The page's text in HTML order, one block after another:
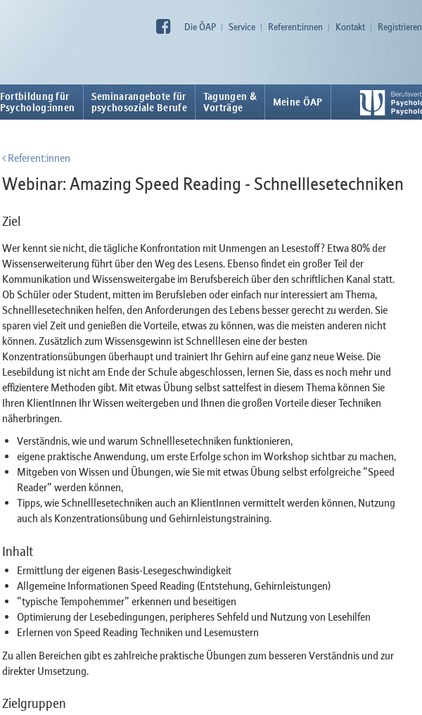
Die ÖAP Service Referent:innen Kontakt Registrieren
Fortbildung für
Psycholog:innen
Seminarangebote für
psychosoziale Berufe
Tagungen &
Vorträge
Meine ÖAP
Referent:innen
Webinar: Amazing Speed Reading - Schnelllesetechniken
Ziel
Wer kennt sie nicht, die tägliche Konfrontation mit Unmengen an Lesestoff? Etwa 80% der
Wissenserweiterung führt über den Weg des Lesens. Ebenso findet ein großer Teil der
Kommunikation und Wissensweitergabe im Berufsbereich über den schriftlichen Kanal statt.
Ob Schüler oder Student, mitten im Berufsleben oder einfach nur interessiert am Thema,
Schnelllesetechniken helfen, den Anforderungen des Lebens besser gerecht zu werden. Sie
sparen viel Zeit und genießen die Vorteile, etwas zu können, was die meisten anderen nicht
können. Zusätzlich zum Wissensgewinn ist Schnelllesen eine der besten
Konzentrationsübungen überhaupt und trainiert Ihr Gehirn auf eine ganz neue Weise. Die
Lesebildung ist nicht am Ende der Schule abgeschlossen, lernen Sie, dass es noch mehr und
effizientere Methoden gibt. Mit etwas Übung selbst sattelfest in diesem Thema können Sie
Ihren KlientInnen Ihr Wissen weitergeben und Ihnen die großen Vorteile dieser Techniken
näherbringen.
Verständnis, wie und warum Schnelllesetechniken funktionieren,
eigene praktische Anwendung, um erste Erfolge schon im Workshop sichtbar zu machen,
Mitgeben von Wissen und Übungen, wie Sie mit etwas Übung selbst erfolgreiche "Speed
Reader" werden können,
Tipps, wie Schnelllesetechniken auch an KlientInnen vermittelt werden können, Nutzung
auch als Konzentrationsübung und Gehirnleistungstraining.
Inhalt
Ermittlung der eigenen Basis-Lesegeschwindigkeit
Allgemeine Informationen Speed Reading (Entstehung, Gehirnleistungen)
"typische Tempohemmer" erkennen und beseitigen
Optimierung der Lesebedingungen, peripheres Sehfeld und Nutzung von Lesehilfen
Erlernen von Speed Reading Techniken und Lesemustern
Zu allen Bereichen gibt es zahlreiche praktische Übungen zum besseren Verständnis und zur
direkter Umsetzung.
Zielgruppen